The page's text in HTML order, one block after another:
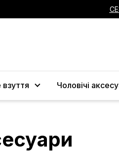
взуття Чоловічі